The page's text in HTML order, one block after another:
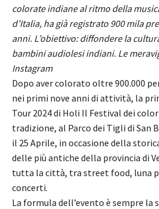
colorate indiane al ritmo della
d’Italia, ha già registrato 900 mila
anni. L’obiettivo: diffondere la
bambini audiolesi indiani. Le
Instagram
Dopo aver colorato oltre 900.000
nei primi nove anni di attività, la
Tour 2024 di Holi Il Festival dei
tradizione, al Parco dei Tigli di San
il 25 Aprile, in occasione della
delle più antiche della provincia di
tutta la città, tra street food, luna
concerti.
La formula dell’evento è sempre la